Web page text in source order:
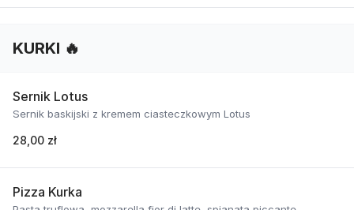
KURKI 🔥
Sernik Lotus
Sernik baskijski z kremem ciasteczkowym Lotus
28,00 zł
Pizza Kurka